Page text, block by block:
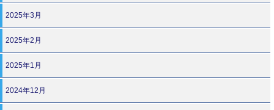
2025年3月
2025年2月
2025年1月
2024年12月